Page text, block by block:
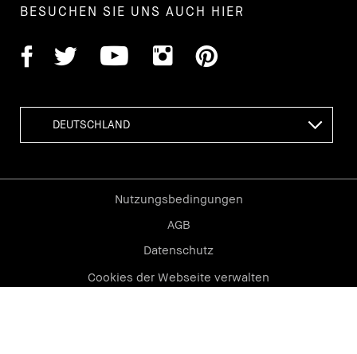
BESUCHEN SIE UNS AUCH HIER
Nutzungsbedingungen
AGB
Datenschutz
Cookies der Webseite verwalten